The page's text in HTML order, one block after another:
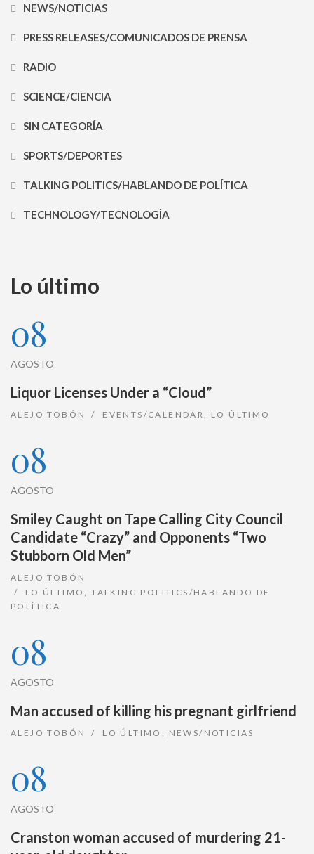
NEWS/NOTICIAS
PRESS RELEASES/COMUNICADOS DE PRENSA
RADIO
SCIENCE/CIENCIA
SIN CATEGORÍA
SPORTS/DEPORTES
TALKING POLITICS/HABLANDO DE POLÍTICA
TECHNOLOGY/TECNOLOGÍA
Lo último
08
AGOSTO
Liquor Licenses Under a “Cloud”
ALEJO TOBÓN EVENTS/CALENDAR, LO ÚLTIMO
08
AGOSTO
Smiley Caught on Tape Calling City Council
Candidate “Crazy” and Opponents “Two
Stubborn Old Men”
ALEJO TOBÓN
LO ÚLTIMO,TALKING POLITICS/HABLANDO DE
POLÍTICA
08
AGOSTO
Man accused of killing his pregnant girlfriend
ALEJO TOBÓN LO ÚLTIMO , NEWS/NOTICIAS
08
AGOSTO
Cranston woman accused of murdering 21-